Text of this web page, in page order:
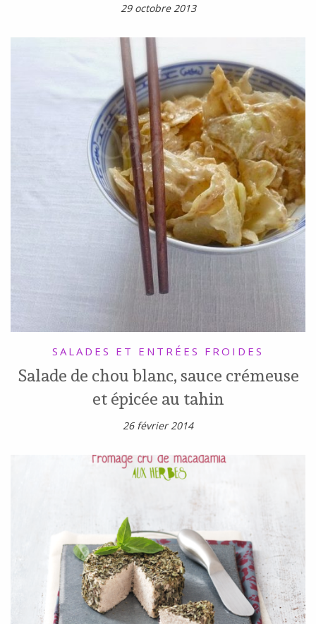
29 octobre 2013
SALADES ET ENTRÉES FROIDES
Salade de chou blanc, sauce crémeuse
et épicée au tahin
26 février 2014